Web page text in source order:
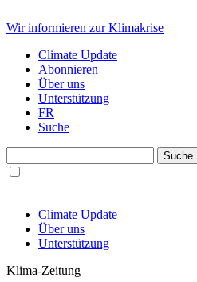
Wir informieren zur Klimakrise
Climate Update
Abonnieren
Über uns
Unterstützung
FR
Suche
Climate Update
Über uns
Unterstützung
Klima-Zeitung